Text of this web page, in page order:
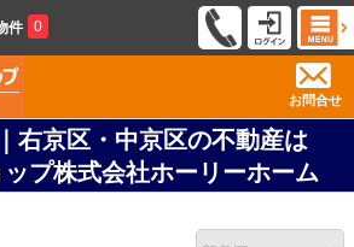
件 0
お問合せ
右京区・中京区の不動産は
プ株式会社ホーリーホーム